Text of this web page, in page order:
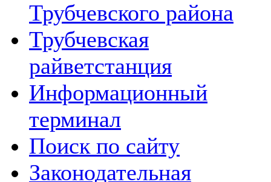
Трубчевского района
Трубчевская
райветстанция
Информационный
терминал
Поиск по сайту
Законодательная